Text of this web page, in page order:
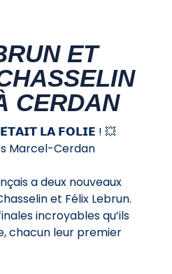
ET
CERDAN
𝗟𝗔 𝗙𝗢𝗟𝗜𝗘 ! 💥
Marcel-Cerdan
a deux nouveaux
et Félix Lebrun.
incroyables qu’ils
chacun leur premier